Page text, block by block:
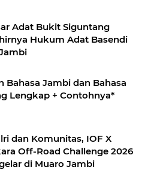
Adat Bukit Siguntang
Hukum Adat Basendi
Bahasa Jambi dan Bahasa
Lengkap + Contohnya*
dan Komunitas, IOF X
Off-Road Challenge 2026
di Muaro Jambi